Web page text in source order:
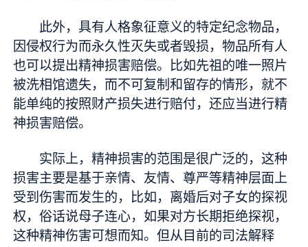
此外，具有人格象征意义的特定纪念物品，
因侵权行为而永久性灭失或者毁损，物品所有人
也可以提出精神损害赔偿。比如先祖的唯一照片
被洗相馆遗失，而不可复制和留存的情形，就不
能单纯的按照财产损失进行赔付，还应当进行精
神损害赔偿。
实际上，精神损害的范围是很广泛的，这种
损害主要是基于亲情、友情、尊严等精神层面上
受到伤害而发生的，比如，离婚后对子女的探视
权，俗话说母子连心，如果对方长期拒绝探视，
这种精神伤害可想而知。但从目前的司法解释